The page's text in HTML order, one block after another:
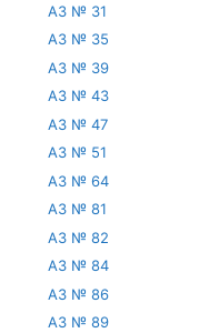
АЗ № 31
АЗ № 35
АЗ № 39
АЗ № 43
АЗ № 47
АЗ № 51
АЗ № 64
АЗ № 81
АЗ № 82
АЗ № 84
АЗ № 86
АЗ № 89